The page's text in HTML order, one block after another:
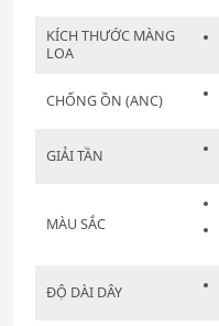
KÍCH THƯỚC MÀNG
LOA
CHỐNG ỒN (ANC)
GIẢI TẦN
MÀU SẮC
ĐỘ DÀI DÂY